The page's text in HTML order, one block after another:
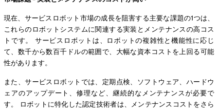
現在、サービスロボット市場の成長を阻害する主要な課題の1つは、
これらのロボットシステムに関連する実装とメンテナンスの高コス
トです。 サービスロボットは、ロボットの複雑性と機能性に応じ
て、数千から数百千ドルの範囲で、大幅な資本コストを上回る可能
性があります。
また、サービスロボットでは、定期点検、ソフトウェア、ハードウ
ェアのアップデート、修理など、継続的なメンテナンスが必要で
す。 ロボットに特化した認定技術者は、メンテナンスコストをさら